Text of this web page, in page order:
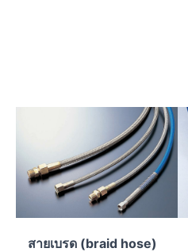
สายเบรด (braid hose)